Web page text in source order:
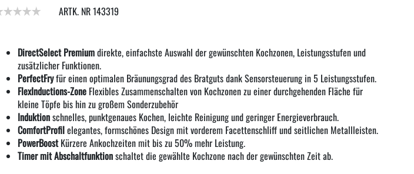
ARTK. NR 143319
DirectSelect Premiumdirekte, einfachste Auswahl der gewünschten Kochzonen, Leistungsstufen und
zusätzlicher Funktionen.
PerfectFryfür einen optimalen Bräunungsgrad des Bratguts dank Sensorsteuerung in 5 Leistungsstufen.
FlexInductions-Zone Flexibles Zusammenschalten von Kochzonen zu einer durchgehenden Fläche für
kleine Töpfe bis hin zu großem Sonderzubehör
Induktionschnelles, punktgenaues Kochen, leichte Reinigung und geringer Energieverbrauch.
ComfortProfilelegantes, formschönes Design mit vorderem Facettenschliff und seitlichen Metallleisten.
PowerBoostKürzere Ankochzeiten mit bis zu 50% mehr Leistung.
Timer mit Abschaltfunktionschaltet die gewählte Kochzone nach der gewünschten Zeit ab.